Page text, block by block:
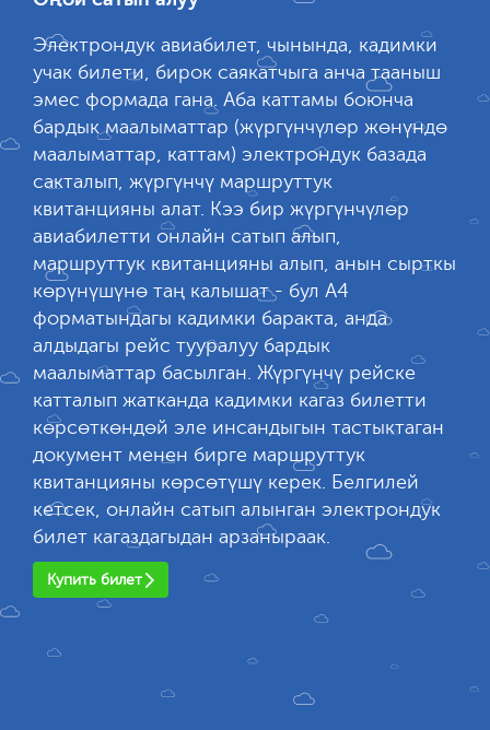
Электрондук авиабилет, чынында, кадимки
учак билети, бирок саякатчыга анча тааныш
эмес формада гана. Аба каттамы боюнча
бардык маалыматтар (жүргүнчүлөр жөнүндө
маалыматтар, каттам) электрондук базада
сакталып, жүргүнчү маршруттук
квитанцияны алат. Кээ бир жүргүнчүлөр
авиабилетти онлайн сатып алып,
маршруттук квитанцияны алып, анын сырткы
көрүнүшүнө таң калышат - бул А4
форматындагы кадимки баракта, анда
алдыдагы рейс тууралуу бардык
маалыматтар басылган. Жүргүнчү рейске
катталып жатканда кадимки кагаз билетти
көрсөткөндөй эле инсандыгын тастыктаган
документ менен бирге маршруттук
квитанцияны көрсөтүшү керек. Белгилей
кетсек, онлайн сатып алынган электрондук
билет кагаздагыдан арзаныраак.
Купить билет